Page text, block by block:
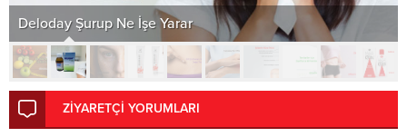
Deloday Şurup Ne İşe Yarar
ZİYARETÇİ YORUMLARI